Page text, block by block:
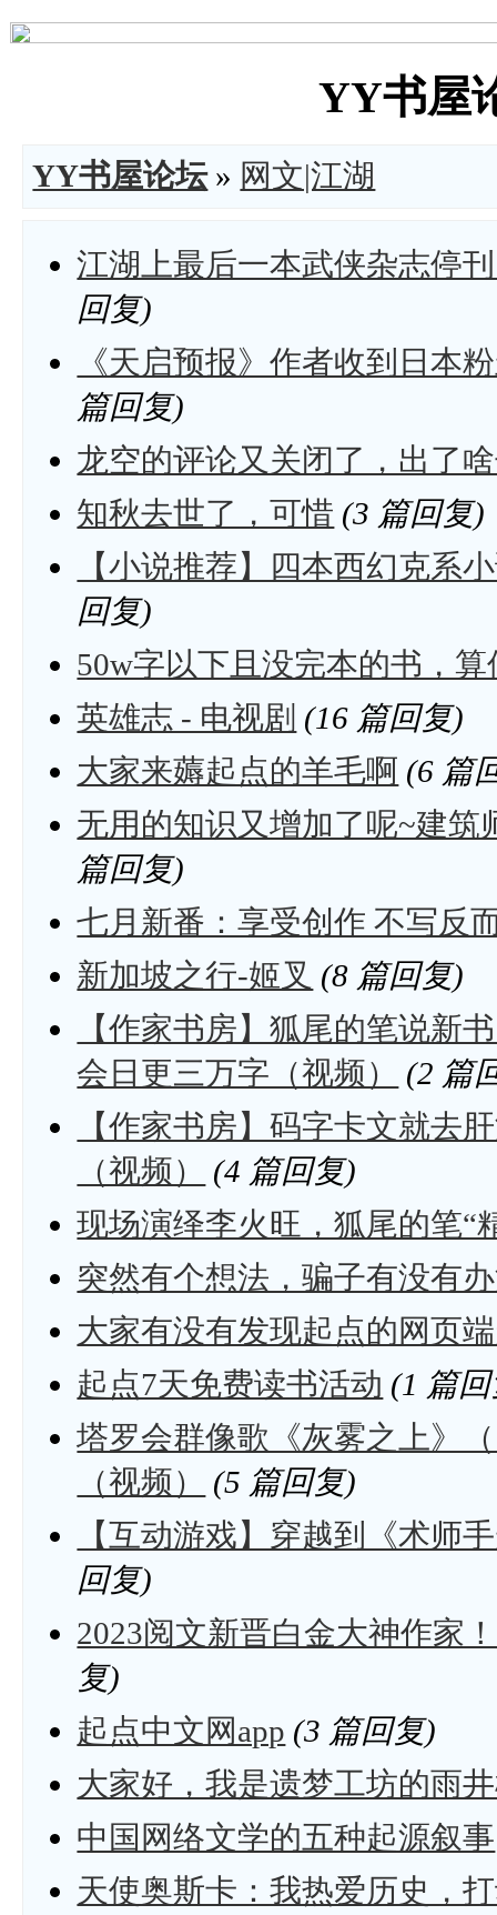
YY书屋
YY书屋论坛» 网文|江湖
江湖上最后一本武侠杂志停
回复)
《天启预报》作者收到日本
篇回复)
龙空的评论又关闭了，出了
知秋去世了，可惜 (3 篇回复)
【小说推荐】四本西幻克系
回复)
50w字以下且没完本的书，
英雄志 - 电视剧 (16 篇回复)
大家来薅起点的羊毛啊 (6 篇
无用的知识又增加了呢~建
篇回复)
七月新番：享受创作 不写反
新加坡之行-姬叉 (8 篇回复)
【作家书房】狐尾的笔说新
会日更三万字（视频）
(2 篇
【作家书房】码字卡文就去
（视频）
(4 篇回复)
现场演绎李火旺，狐尾的笔“
突然有个想法，骗子有没有
大家有没有发现起点的网页
起点7天免费读书活动 (1 篇
塔罗会群像歌《灰雾之上》
（视频）
(5 篇回复)
【互动游戏】穿越到《术师
回复)
2023阅文新晋白金大神作家
复)
起点中文网app (3 篇回复)
大家好，我是遗梦工坊的雨
中国网络文学的五种起源叙事
天使奥斯卡：我热爱历史，